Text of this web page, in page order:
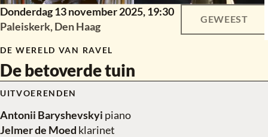
Donderdag 13 november 2025,19:30
Paleiskerk, Den Haag
DE WERELD VAN RAVEL
De betoverde tuin
GEWEEST
UITVOERENDEN
Antonii Baryshevskyi piano
Jelmer de Moed klarinet